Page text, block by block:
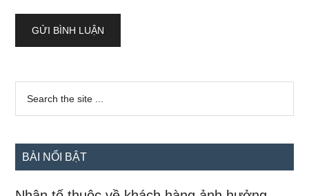
Sidebar
chính
...
BÀI NỔI BẬT